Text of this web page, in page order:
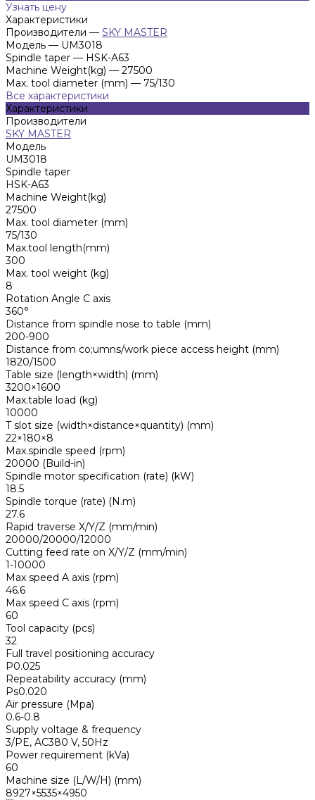
Узнать цену
Характеристики
Производители — SKY MASTER
Модель — UM3018
Spindle taper — HSK-A63
Machine Weight(kg) — 27500
Max. tool diameter (mm) — 75/130
Все характеристики
Характеристики
Производители
SKY MASTER
Модель
UM3018
Spindle taper
HSK-A63
Machine Weight(kg)
27500
Max. tool diameter (mm)
75/130
Max.tool length(mm)
300
Max. tool weight (kg)
8
Rotation Angle C axis
360°
Distance from spindle nose to table (mm)
200-900
Distance from co;umns/work piece access height (mm)
1820/1500
Table size (length×width) (mm)
3200×1600
Max.table load (kg)
10000
T slot size (width×distance×quantity) (mm)
22×180×8
Max.spindle speed (rpm)
20000 (Build-in)
Spindle motor specification (rate) (kW)
18.5
Spindle torque (rate) (N.m)
27.6
Rapid traverse X/Y/Z (mm/min)
20000/20000/12000
Cutting feed rate on X/Y/Z (mm/min)
1-10000
Max speed A axis (rpm)
46.6
Max speed C axis (rpm)
60
Tool capacity (pcs)
32
Full travel positioning accuracy
P0.025
Repeatability accuracy (mm)
Ps0.020
Air pressure (Mpa)
0.6-0.8
Supply voltage & frequency
3/PE, AC380 V, 50Hz
Power requirement (kVa)
60
Machine size (L/W/H) (mm)
8927×5535×4950